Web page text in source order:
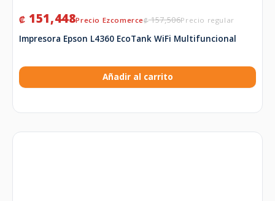
₡157,506
₡ 151,448
Impresora Epson L4360 EcoTank WiFi Multifuncional
Añadir al carrito